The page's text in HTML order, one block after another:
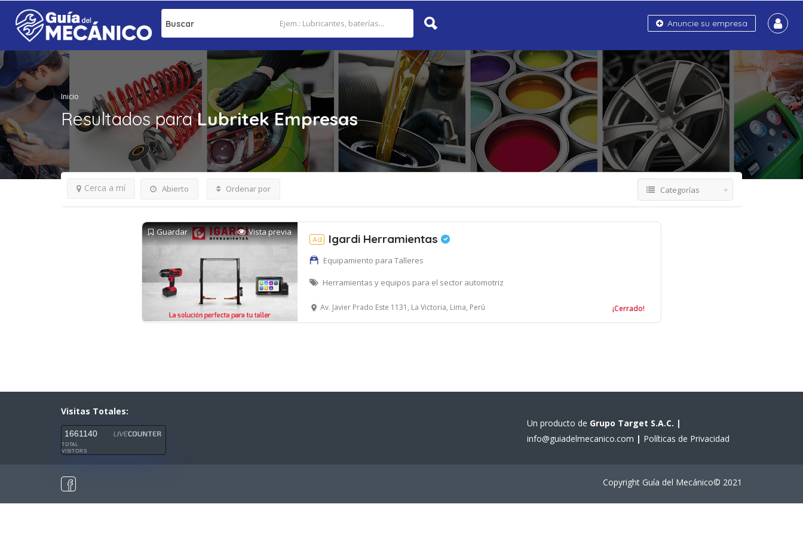
Buscar Anuncie su empresa
Inicio
Resultados paraLubritek Empresas
Abierto
Cerca a mí Ordenar por Categorías
Guardar Vista previa
Ad Igardi Herramientas
Equipamiento para Talleres
Herramientas y equipos para el sector automotriz
Av. Javier Prado Este 1131, La Victoria, Lima, Perú ¡Cerrado!
Visitas Totales:
1661140
TOTAL
VISITORS
Un producto de Grupo Target S.A.C. |
info@guiadelmecanico.com | Políticas de Privacidad
Copyright Guía del Mecánico© 2021